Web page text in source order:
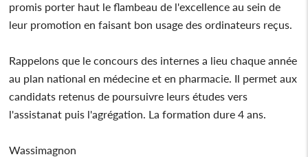
promis porter haut le flambeau de l'excellence au sein de
leur promotion en faisant bon usage des ordinateurs reçus.
Rappelons que le concours des internes a lieu chaque année
au plan national en médecine et en pharmacie. Il permet aux
candidats retenus de poursuivre leurs études vers
l'assistanat puis l'agrégation. La formation dure 4 ans.
Wassimagnon